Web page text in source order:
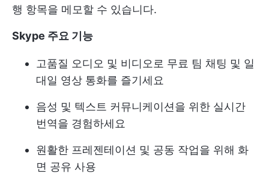
행 항목을 메모할 수 있습니다.
Skype 주요 기능
고품질 오디오 및 비디오로 무료 팀 채팅 및 일
대일 영상 통화를 즐기세요
음성 및 텍스트 커뮤니케이션을 위한 실시간
번역을 경험하세요
원활한 프레젠테이션 및 공동 작업을 위해 화
면 공유 사용